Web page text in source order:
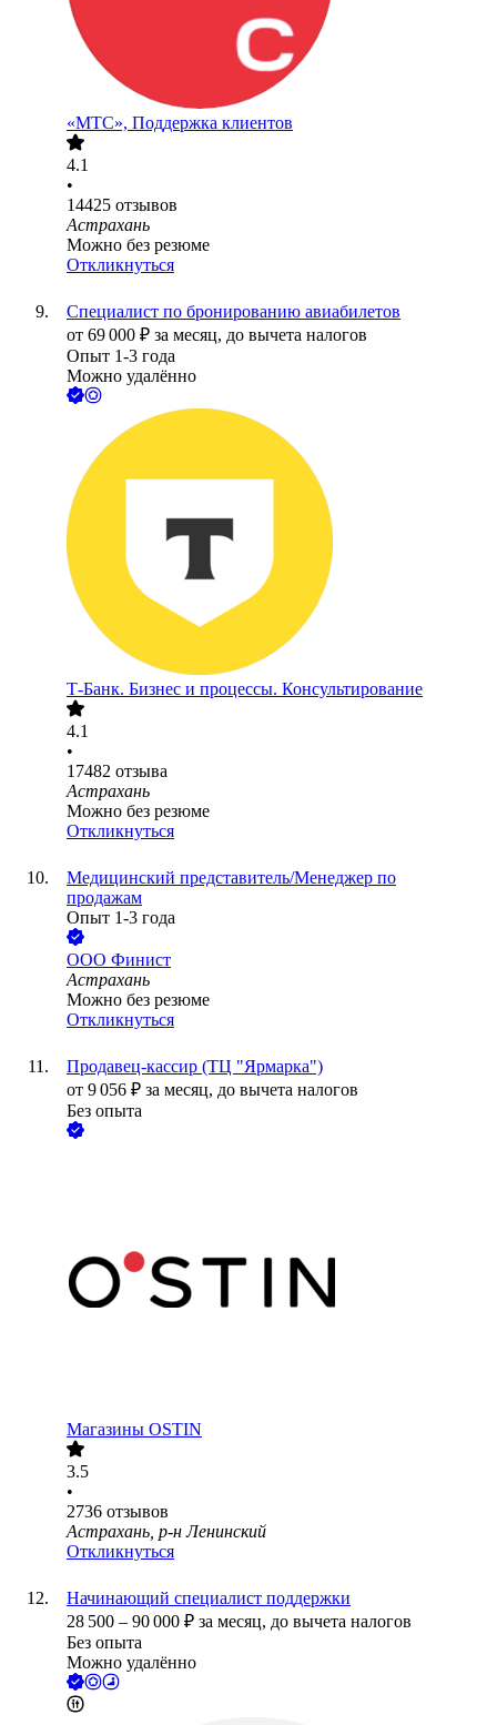
«МТС», Поддержка клиентов
4.1
•
14425 отзывов
Астрахань
Можно без резюме
Откликнуться
Специалист по бронированию авиабилетов
от 69 000 ₽ за месяц, до вычета налогов
Опыт 1-3 года
Можно удалённо
Т-Банк. Бизнес и процессы. Консультирование
4.1
•
17482 отзыва
Астрахань
Можно без резюме
Откликнуться
Медицинский представитель/Менеджер по
продажам
Опыт 1-3 года
ООО Финист
Астрахань
Можно без резюме
Откликнуться
Продавец-кассир (ТЦ "Ярмарка")
от 9 056 ₽ за месяц, до вычета налогов
Без опыта
Магазины OSTIN
3.5
•
2736 отзывов
Астрахань, р-н Ленинский
Откликнуться
Начинающий специалист поддержки
28 500 – 90 000 ₽ за месяц, до вычета налогов
Без опыта
Можно удалённо